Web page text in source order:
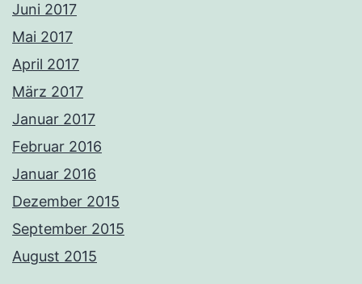
Juni 2017
Mai 2017
April 2017
März 2017
Januar 2017
Februar 2016
Januar 2016
Dezember 2015
September 2015
August 2015